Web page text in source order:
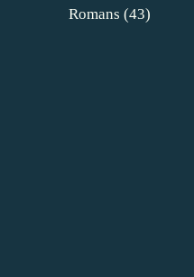
Romans (43)